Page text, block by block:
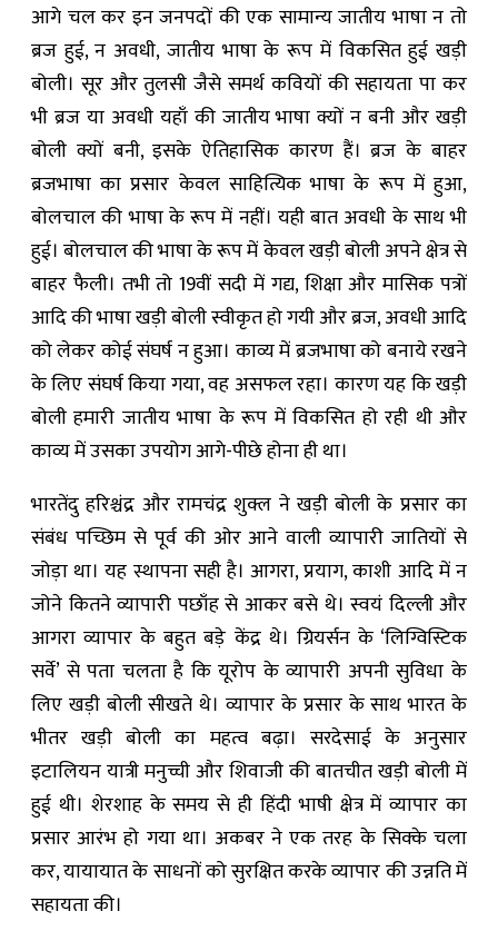
आगे चल कर इन जनपदों की एक सामान्य जातीय भाषा न तो
ब्रज हुई, न अवधी, जातीय भाषा के रूप में विकसित हुई खड़ी
बोली। सूर और तुलसी जैसे समर्थ कवियों की सहायता पा कर
भी ब्रज या अवधी यहाँ की जातीय भाषा क्यों न बनी और खड़ी
बोली क्यों बनी, इसके ऐतिहासिक कारण हैं। ब्रज के बाहर
ब्रजभाषा का प्रसार केवल साहित्यिक भाषा के रूप में हुआ,
बोलचाल की भाषा के रूप में नहीं। यही बात अवधी के साथ भी
हुई। बोलचाल की भाषा के रूप में केवल खड़ी बोली अपने क्षेत्र से
बाहर फैली। तभी तो 19वीं सदी में गद्य, शिक्षा और मासिक पत्रों
आदि की भाषा खड़ी बोली स्वीकृत हो गयी और ब्रज, अवधी आदि
को लेकर कोई संघर्ष न हुआ। काव्य में ब्रजभाषा को बनाये रखने
के लिए संघर्ष किया गया, वह असफल रहा। कारण यह कि खड़ी
बोली हमारी जातीय भाषा के रूप में विकसित हो रही थी और
काव्य में उसका उपयोग आगे-पीछे होना ही था।
भारतेंदु हरिश्चंद्र और रामचंद्र शुक्ल ने खड़ी बोली के प्रसार का
संबंध पच्छिम से पूर्व की ओर आने वाली व्यापारी जातियों से
जोड़ा था। यह स्थापना सही है। आगरा, प्रयाग, काशी आदि में न
जोने कितने व्यापारी पछाँह से आकर बसे थे। स्वयं दिल्ली और
आगरा व्यापार के बहुत बड़े केंद्र थे। ग्रियर्सन के ‘लिग्विस्टिक
सर्वे’ से पता चलता है कि यूरोप के व्यापारी अपनी सुविधा के
लिए खड़ी बोली सीखते थे। व्यापार के प्रसार के साथ भारत के
भीतर खड़ी बोली का महत्व बढ़ा। सरदेसाई के अनुसार
इटालियन यात्री मनुच्ची और शिवाजी की बातचीत खड़ी बोली में
हुई थी। शेरशाह के समय से ही हिंदी भाषी क्षेत्र में व्यापार का
प्रसार आरंभ हो गया था। अकबर ने एक तरह के सिक्के चला
कर, यायायात के साधनों को सुरक्षित करके व्यापार की उन्नति में
सहायता की।